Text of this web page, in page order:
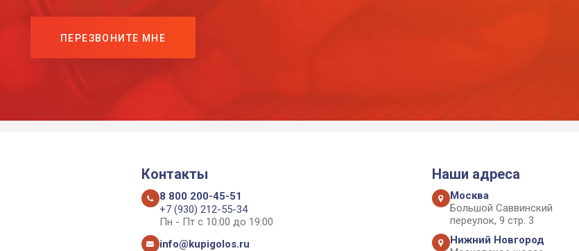
ПЕРЕЗВОНИТЕ МНЕ
Контакты
8 800 200-45-51
+7 (930) 212-55-34
Пн - Пт с 10:00 до 19:00
info@kupigolos.ru
Наши адреса
Москва
Большой Саввинский
переулок, 9 стр. 3
Нижний Новгород